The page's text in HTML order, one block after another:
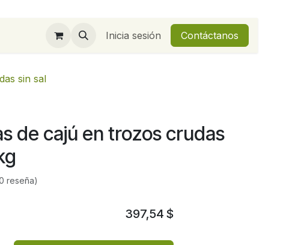
Inicia sesión Contáctanos
sin sal
de cajú en trozos crudas
reseña)
397,54 $